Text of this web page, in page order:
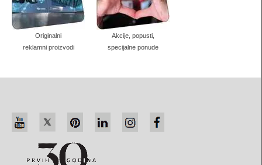
Novi i originalni reklamni proizvodi
Pop-up
POP-UP „kocka iznenađenja“
promo stone lampe
rotaciona tabela
Originalni
reklamni proizvodi
Akcije, popusti,
specijalne ponude